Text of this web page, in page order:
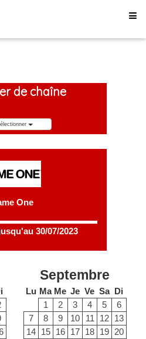
de chaîne
One
30/07/2023
Septembre
Lu Ma Me Je Ve Sa Di
1
2 3 4 5
6
7
8 9 10 11 12 13
14 15 16 17 18 19 20